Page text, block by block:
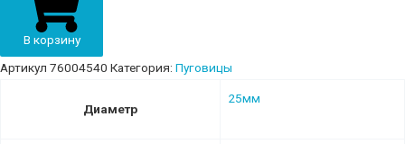
пластик
76004540
слоновая
В корзину
Артикул 76004540 Категория: Пуговицы
Диаметр
25мм